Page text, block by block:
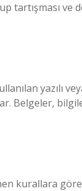
tartışması
yazılı
Belgeler,
kurallara